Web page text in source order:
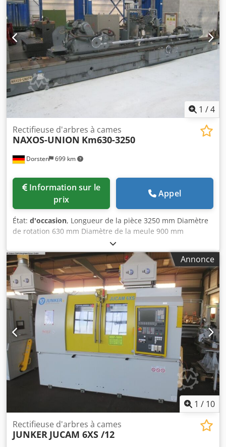
1 /4
Dorsten 699 km
Rectifieuse d'arbres à cames
NAXOS-UNION Km630-3250
prix
Appel
État: d'occasion, Longueur de la pièce 3250 mm Diamètre
de rotation 630 mm Diamètre de la meule 900 mm
Plusieurs lunettes Dresseur Système de refroidissement
Les données techniques proviennent du fabricant ou de
l'exploitant et sont donc sans engagement de notre part.
Vente intermédiaire sous réserve ; seules nos conditions
générales de vente s'appliquent. À propos de nous Plus de
400 machines en propre en stock Plus de 15 000 m² de
surface de stockage, capacité de levage 70 t Plus de 10 000
articles d'accessoires pour votre atelier Si vous souhaitez
vendre des machines, des lignes de production ou votre
entreprise, contactez-nous. Vous trouverez d'autres offres
sur notre site web. Les visites sont possibles sur rendez-
vous. Dedpfeyqtubjx Ag Hjck Nous serons ravis de votre
visite. L'équipe Markus Hirsch
Annonce
1 / 10
Rectifieuse d'arbres à cames
JUNKER JUCAM 6XS /12